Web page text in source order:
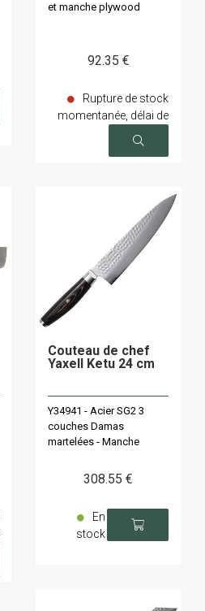
et manche plywood
92.35 €
Rupture de stock
momentanée, délai de
livraison sur demande
Couteau de chef
Yaxell Ketu 24 cm
Y34941 - Acier SG2 3
couches Damas
martelées - Manche
308.55 €
En
stock